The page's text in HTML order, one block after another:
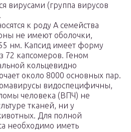
вирусами (группа вирусов
к роду А семейства
не имеют оболочки,
нм. Капсид имеет форму
72 капсомеров. Геном
кольцевидно
около 8000 основных пар.
видоспецифичны,
человека (ВПЧ) не
тканей, ни у
Для полной
необходимо иметь